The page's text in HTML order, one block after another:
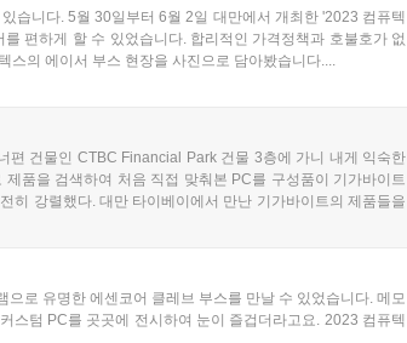
습니다. 5월 30일부터 6월 2일 대만에서 개최한 '2023 컴퓨텍
편하게 할 수 있었습니다. 합리적인 가격정책과 호불호가 없
스의 에이서 부스 현장을 사진으로 담아봤습니다....
건물인 CTBC Financial Park 건물 3층에 가니 내게 익숙한
품을 검색하여 처음 직접 맞춰본 PC를 구성품이 기가바이트
히 강렬했다. 대만 타이베이에서 만난 기가바이트의 제품들을
로 유명한 에센코어 클레브 부스를 만날 수 있었습니다. 메모
스텀 PC를 곳곳에 전시하여 눈이 즐겁더라고요. 2023 컴퓨텍